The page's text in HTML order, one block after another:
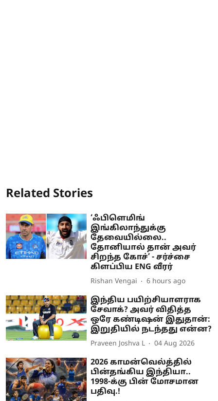
Related Stories
‘ஃபிளெமிங்
இங்கிலாந்துக்கு
தேவையில்லை..
தோனியால் தான் அவர்
சிறந்த கோச்’ - சர்ச்சை
கிளப்பிய ENG வீரர்
Rishan Vengai 6 hours ago
இந்திய பயிற்சியாளராக
சேவாக்? அவர் விதித்த
ஒரே கண்டிஷன் இதுதான்:
இறுதியில் நடந்தது என்ன?
Praveen Joshva L 04 Aug 2026
2026 காமன்வெல்த்தில்
பின்தங்கிய இந்தியா..
1998-க்கு பின் மோசமான
பதிவு.!